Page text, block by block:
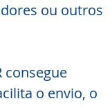
ou outros
consegue
o envio, o